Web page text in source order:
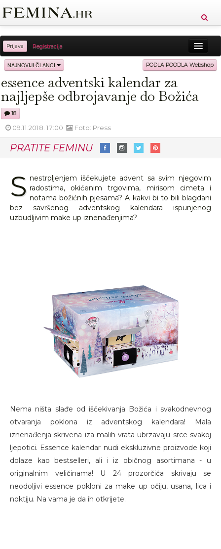
Prijava Registracija
Sreća Zdravlje Vitkost
Moda Ljubav Relax Putovanja Recepti
Proizvodi Knjige Cool
NAJNOVIJI ČLANCI PODLA POODLA Webshop
essence adventski kalendar za
najljepše odbrojavanje do Božića
18
09.11.2018. 17:00 Foto: Press
PRATITE FEMINU
S nestrpljenjem iščekujete advent sa svim njegovim
radostima, okićenim trgovima, mirisom cimeta i
notama božićnih pjesama? A kakvi bi to bili blagdani
bez savršenog adventskog kalendara ispunjenog
uzbudljivim make up iznenađenjima?
Nema ništa slađe od iščekivanja Božića i svakodnevnog
otvaranja poklona iz adventskog kalendara! Mala
iznenađenja skrivena iza malih vrata ubrzavaju srce svakoj
ljepotici. Essence kalendar nudi ekskluzivne proizvode koji
dolaze kao bestselleri, ali i iz običnog asortimana - u
originalnim veličinama! U 24 prozorčića skrivaju se
neodoljivi essence pokloni za make up očiju, usana, lica i
noktiju. Na vama je da ih otkrijete.